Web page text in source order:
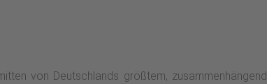
von Deutschlands größtem,